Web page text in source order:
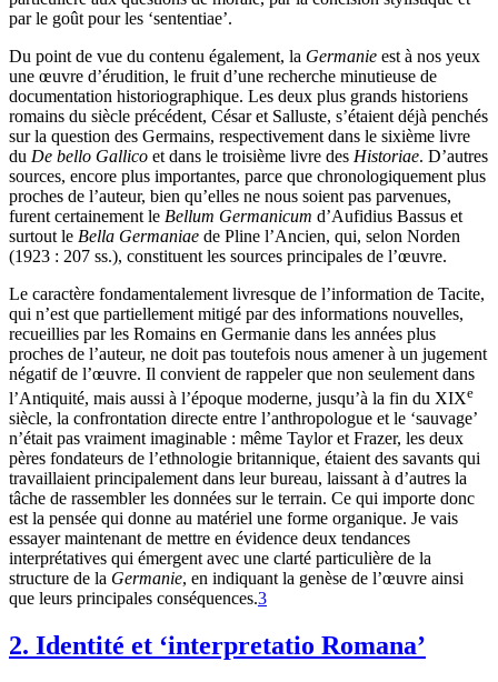
par le goût pour les ‘sententiae’.
Du point de vue du contenu également, la Germanie est à nos yeux
une œuvre d’érudition, le fruit d’une recherche minutieuse de
documentation historiographique. Les deux plus grands historiens
romains du siècle précédent, César et Salluste, s’étaient déjà penchés
sur la question des Germains, respectivement dans le sixième livre
du De bello Gallico et dans le troisième livre des Historiae. D’autres
sources, encore plus importantes, parce que chronologiquement plus
proches de l’auteur, bien qu’elles ne nous soient pas parvenues,
furent certainement le Bellum Germanicum d’Aufidius Bassus et
surtout le Bella Germaniae de Pline l’Ancien, qui, selon Norden
(1923 : 207 ss.), constituent les sources principales de l’œuvre.
Le caractère fondamentalement livresque de l’information de Tacite,
qui n’est que partiellement mitigé par des informations nouvelles,
recueillies par les Romains en Germanie dans les années plus
proches de l’auteur, ne doit pas toutefois nous amener à un jugement
négatif de l’œuvre. Il convient de rappeler que non seulement dans
l’Antiquité, mais aussi à l’époque moderne, jusqu’à la fin du XIXe
siècle, la confrontation directe entre l’anthropologue et le ‘sauvage’
n’était pas vraiment imaginable : même Taylor et Frazer, les deux
pères fondateurs de l’ethnologie britannique, étaient des savants qui
travaillaient principalement dans leur bureau, laissant à d’autres la
tâche de rassembler les données sur le terrain. Ce qui importe donc
est la pensée qui donne au matériel une forme organique. Je vais
essayer maintenant de mettre en évidence deux tendances
interprétatives qui émergent avec une clarté particulière de la
structure de la Germanie, en indiquant la genèse de l’œuvre ainsi
que leurs principales conséquences.3
2. Identité et ‘interpretatio Romana’